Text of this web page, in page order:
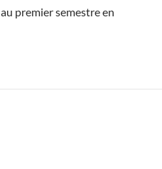
premier semestre en